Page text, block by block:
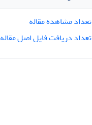
تعداد مشاهده مقاله
تعداد دریافت فایل اصل مقاله